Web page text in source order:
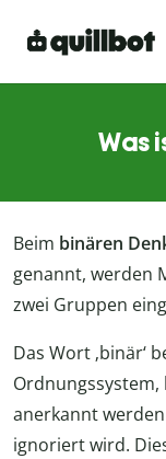
Was
Beim binären
genannt, werden
zwei Gruppen
Das Wort ‚binär‘
anerkannt
ignoriert wird.